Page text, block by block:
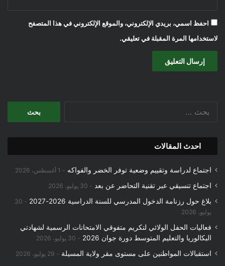
احفظ اسمي، بريدي الإلكتروني، والموقع الإلكتروني في هذا المتصفح
لاستخدامها المرة المقبلة في تعليقي.
احدث المقالات
اجتماع لدراسة وتقييم وضعية توفر الخضر والفواكه 1 أغسطس، 2026
اجتماع تنسيقي عبر تقنية التحاضر عن بعد 30 يوليو، 2026
بلاغ حول رزنامة الدخول المدرسي للسنة الدراسية 2026-2027
30
يوليو، 2026
فعاليات الحفل الولائي لتكريم متفوقي الامتحانات الرسمية لشهادتي
البكالوريا والتعليم المتوسط دورة جوان 2026
30 يوليو، 2026
استقبالات المواطنين على مستوى مقر ولاية المسيلة 29 يوليو، 2026